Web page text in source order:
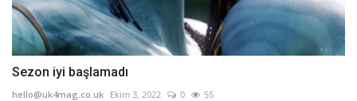
Sezon iyi başlamadı
hello@uk4mag.co.uk Ekim 3, 2022 0 55